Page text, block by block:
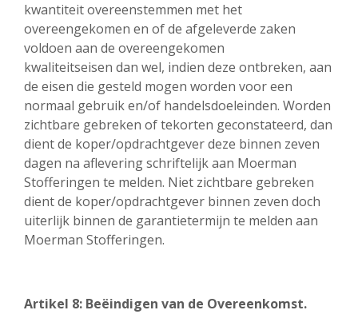
kwantiteit overeenstemmen met het
overeengekomen en of de afgeleverde zaken
voldoen aan de overeengekomen
kwaliteitseisen dan wel, indien deze ontbreken, aan
de eisen die gesteld mogen worden voor een
normaal gebruik en/of handelsdoeleinden. Worden
zichtbare gebreken of tekorten geconstateerd, dan
dient de koper/opdrachtgever deze binnen zeven
dagen na aflevering schriftelijk aan Moerman
Stofferingen te melden. Niet zichtbare gebreken
dient de koper/opdrachtgever binnen zeven doch
uiterlijk binnen de garantietermijn te melden aan
Moerman Stofferingen.
Artikel 8: Beëindigen van de Overeenkomst.